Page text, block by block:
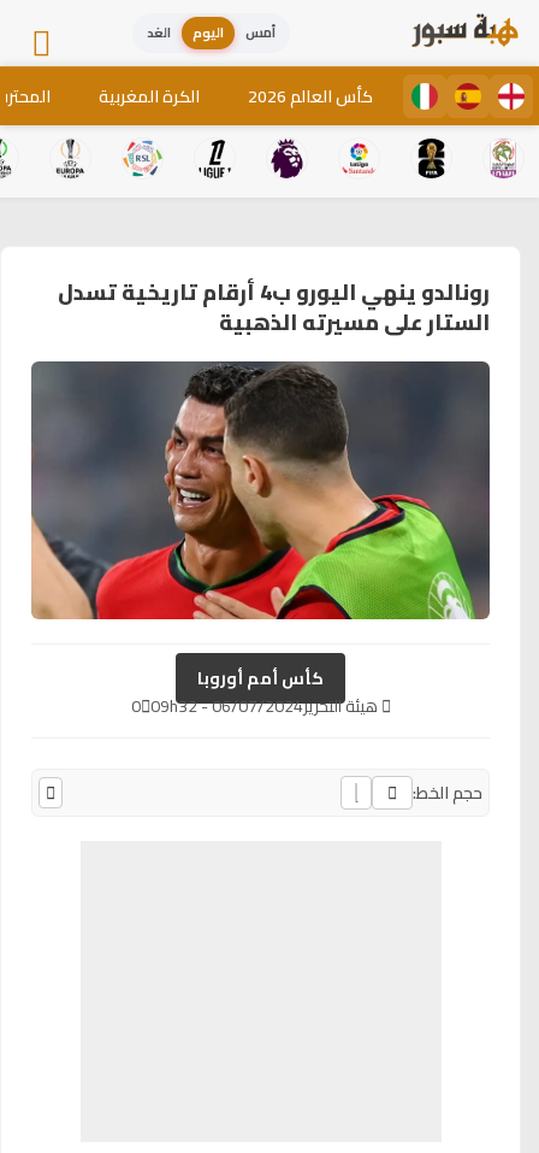
أمس اليوم الغد
كأس العالم 2026 الكرة المغربية
رونالدو ينهي اليورو ب4 أرقام تاريخية تسدل
الستار على مسيرته الذهبية
كأس أمم أوروبا
هيئة التحرير06/07/2024 - 09h32
0
حجم الخط: